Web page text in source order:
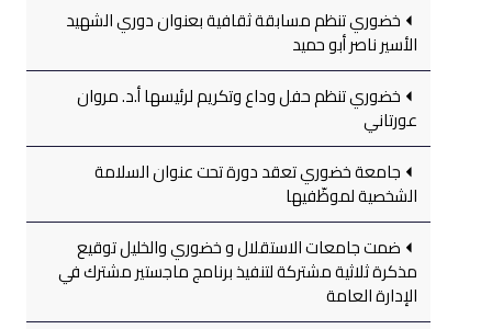
خضوري تنظم مسابقة ثقافية بعنوان دوري الشهيد
الأسير ناصر أبو حميد
خضوري تنظم حفل وداع وتكريم لرئيسها أ.د. مروان
عورتاني
جامعة خضوري تعقد دورة تحت عنوان السلامة
الشخصية لموظّفيها
ضمت جامعات الاستقلال و خضوري والخليل توقيع
مذكرة ثلاثية مشتركة لتنفيذ برنامج ماجستير مشترك في
الإدارة العامة